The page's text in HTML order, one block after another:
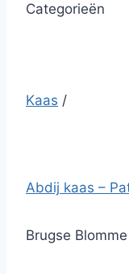
Categorieën
Kaas /
Abdij kaas –
Brugse Blomme